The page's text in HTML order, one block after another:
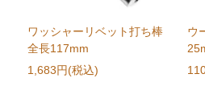
ワッシャーリベット打ち棒
全長117mm
1,683円(税込)
ウ